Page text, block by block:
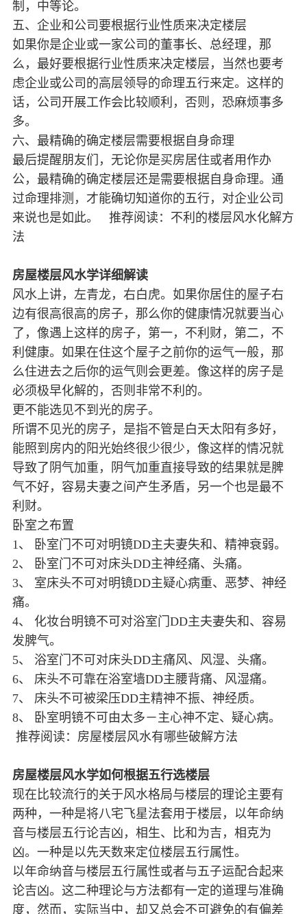
制，中等论。
五、企业和公司要根据行业性质来决定楼层
如果你是企业或一家公司的董事长、总经理，那
么，最好要根据行业性质来决定楼层，当然也要考
虑企业或公司的高层领导的命理五行来定。这样的
话，公司开展工作会比较顺利，否则，恐麻烦事多
多。
六、最精确的确定楼层需要根据自身命理
最后提醒朋友们，无论你是买房居住或者用作办
公，最精确的确定楼层还是需要根据自身命理。通
过命理排测，才能确切知道你的五行，对企业公司
来说也是如此。 推荐阅读：不利的楼层风水化解方
法
房屋楼层风水学详细解读
风水上讲，左青龙，右白虎。如果你居住的屋子右
边有很高很高的房子，那么你的健康情况就要当心
了，像遇上这样的房子，第一，不利财，第二，不
利健康。如果在住这个屋子之前你的运气一般，那
么住进去之后你的运气则会更差。像这样的房子是
必须极早化解的，否则非常不利的。
更不能选见不到光的房子。
所谓不见光的房子，是指不管是白天太阳有多好，
能照到房内的阳光始终很少很少，像这样的情况就
导致了阴气加重，阴气加重直接导致的结果就是脾
气不好，容易夫妻之间产生矛盾，另一个也是最不
利财。
卧室之布置
1、 卧室门不可对明镜DD主夫妻失和、精神衰弱。
2、 卧室门不可对床头DD主神经痛、头痛。
3、 室床头不可对明镜DD主疑心病重、恶梦、神经
痛。
4、 化妆台明镜不可对浴室门DD主夫妻失和、容易
发脾气。
5、 浴室门不可对床头DD主痛风、风湿、头痛。
6、 床头不可靠在浴室墙DD主腰背痛、风湿痛。
7、 床头不可被梁压DD主精神不振、神经质。
8、 卧室明镜不可由太多－主心神不定、疑心病。
推荐阅读：房屋楼层风水有哪些破解方法
房屋楼层风水学如何根据五行选楼层
现在比较流行的关于风水格局与楼层的理论主要有
两种，一种是将八宅飞星法套用于楼层，以年命纳
音与楼层五行论吉凶，相生、比和为吉，相克为
凶。一种是以先天数来定位楼层五行属性。
以年命纳音与楼层五行属性或者与五子运配合起来
论吉凶。这二种理论与方法都有一定的道理与准确
度，然而，实际当中，却又总会不可避免的有偏差